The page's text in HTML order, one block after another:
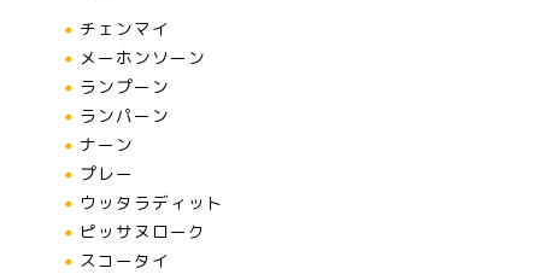
チェンマイ
メーホンソーン
ランプーン
ランパーン
ナーン
プレー
ウッタラディット
ピッサヌローク
スコータイ